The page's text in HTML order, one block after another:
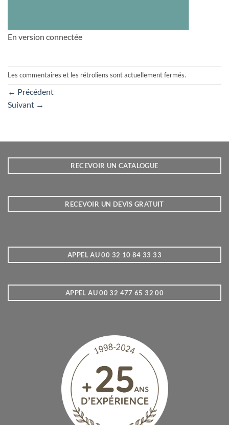
En version connectée
Les commentaires et les rétroliens sont actuellement fermés.
← Précédent
Suivant →
RECEVOIR UN CATALOGUE
RECEVOIR UN DEVIS GRATUIT
APPEL AU 00 32 10 84 33 33
APPEL AU 00 32 477 65 32 00